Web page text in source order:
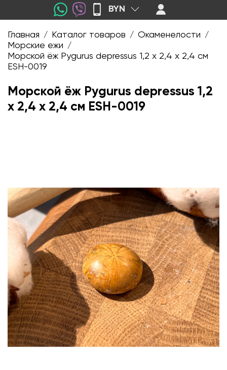
BYN
Главная / Каталог товаров / Окаменелости /
Морские ежи /
Морской ёж Pygurus depressus 1,2 х 2,4 х 2,4 см
ESH-0019
Морской ёж Pygurus depressus 1,2
х 2,4 х 2,4 см ESH-0019